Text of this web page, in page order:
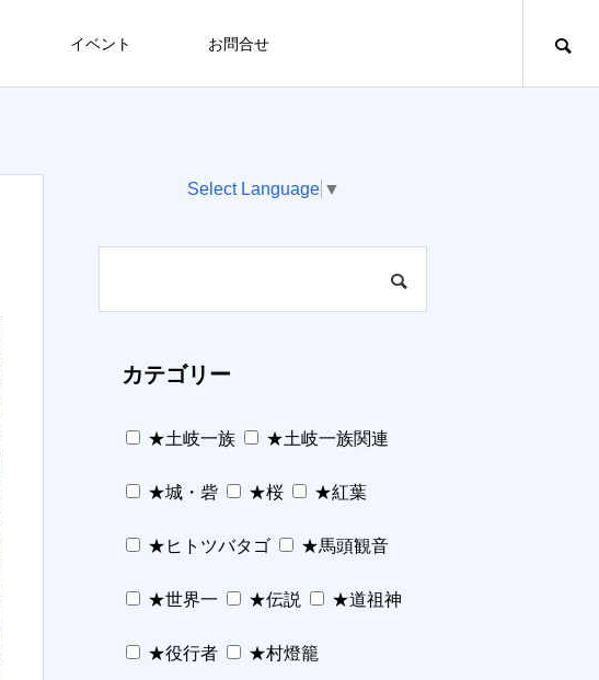
イベント お問合せ
Select Language ▼
カテゴリー
★土岐一族 ★土岐一族関連
★城・砦 ★桜 ★紅葉
★ヒトツバタゴ ★馬頭観音
★世界一 ★伝説 ★道祖神
★役行者 ★村燈籠